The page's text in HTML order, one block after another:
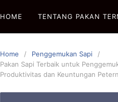
HOME TENTANG PAKAN
Home
Penggemukan Sapi
Pakan Sapi Terbaik untuk
Produktivitas dan Keuntungan